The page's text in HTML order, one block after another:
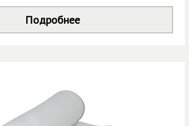
Подробнее